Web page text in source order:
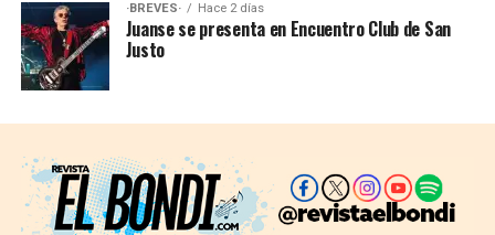
·BREVES· Hace 2 días
Juanse se presenta en Encuentro Club de San
Justo